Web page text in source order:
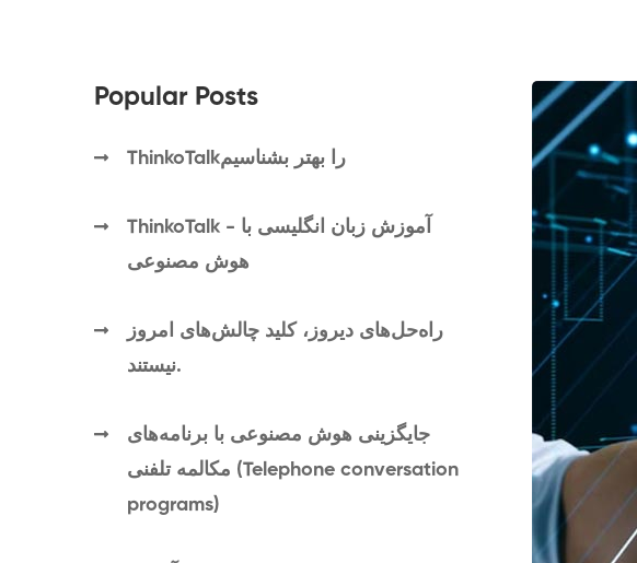
Popular Posts
ThinkoTalkرا بهتر بشناسیم
ThinkoTalk - آموزش زبان انگلیسی با
هوش مصنوعی
راه‌حل‌های دیروز، کلید چالش‌های امروز
نیستند.
جایگزینی هوش مصنوعی با برنامه‌های
مکالمه تلفنی (Telephone conversation
programs)